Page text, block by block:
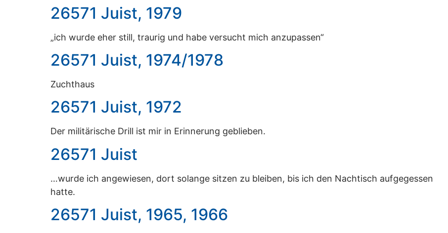
26571 Juist, 1979
„ich wurde eher still, traurig und habe versucht mich anzupassen“
26571 Juist, 1974/1978
Zuchthaus
26571 Juist, 1972
Der militärische Drill ist mir in Erinnerung geblieben.
26571 Juist
…wurde ich angewiesen, dort solange sitzen zu bleiben, bis ich den Nachtisch aufgegessen
hatte.
26571 Juist, 1965, 1966